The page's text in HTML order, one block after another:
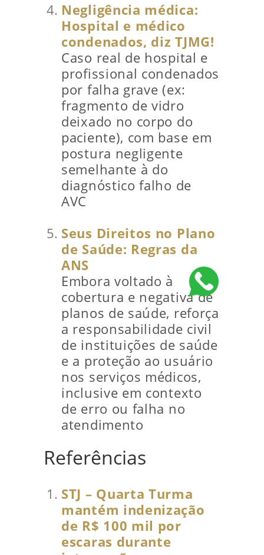
Negligência médica:
Hospital e médico
condenados, diz TJMG!
Caso real de hospital e
profissional condenados
por falha grave (ex:
fragmento de vidro
deixado no corpo do
paciente), com base em
postura negligente
semelhante à do
diagnóstico falho de
AVC
Seus Direitos no Plano
de Saúde: Regras da
ANS
Embora voltado à
cobertura e negativa de
planos de saúde, reforça
a responsabilidade civil
de instituições de saúde
e a proteção ao usuário
nos serviços médicos,
inclusive em contexto
de erro ou falha no
atendimento
Referências
STJ – Quarta Turma
mantém indenização
de R$ 100 mil por
escaras durante